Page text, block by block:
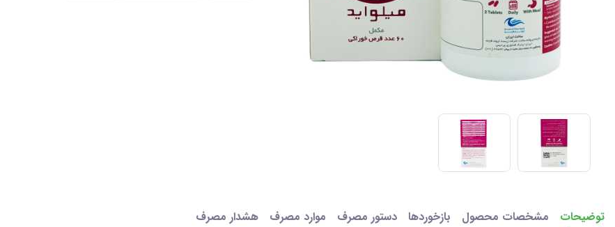
توضیحات مشخصات محصول بازخوردها دستور مصرف موارد مصرف هشدار مصرف